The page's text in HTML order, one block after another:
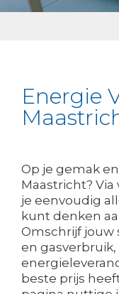
Energie
Op je gemak
Maastricht?
je eenvoudig
kunt denken
Omschrijf jouw
en
beste prijs